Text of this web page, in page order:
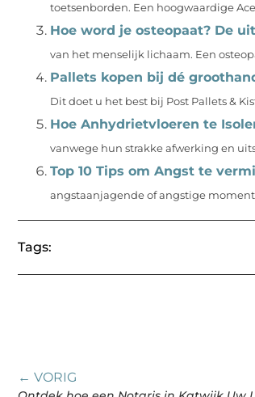
toetsenborden. Een hoogwaardige
Hoe word je osteopaat? De
van het menselijk lichaam. Een
Pallets kopen bij dé
Dit doet u het best bij Post Pallets &
Hoe Anhydrietvloeren te
vanwege hun strakke afwerking en
Top 10 Tips om Angst te
angstaanjagende of angstige
Tags:
← VORIG